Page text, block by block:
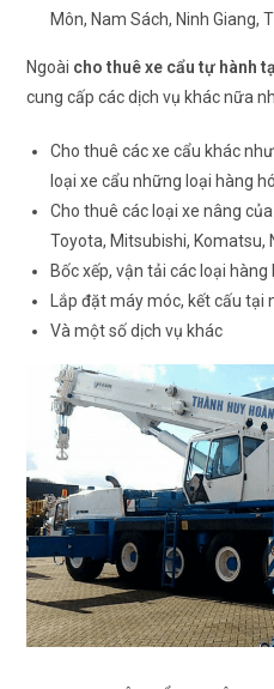
Môn, Nam Sách, Ninh Giang,
Ngoài cho thuê xe cẩu tự hành
cung cấp các dịch vụ khác nữa
Cho thuê các xe cẩu khác
loại xe cẩu những loại hàng
Cho thuê các loại xe nâng
Toyota, Mitsubishi, Komatsu,
Bốc xếp, vận tải các loại hàng
Lắp đặt máy móc, kết cấu tại
Và một số dịch vụ khác